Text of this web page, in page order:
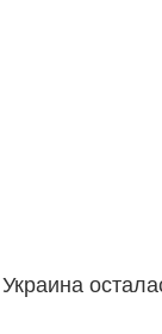
Украина